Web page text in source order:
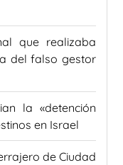
que realizaba
del falso gestor
la «detención
en Israel
de Ciudad